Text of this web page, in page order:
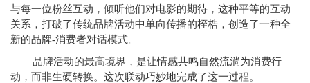
与每一位粉丝互动，倾听他们对电影的期待，这种平等的互动
关系，打破了传统品牌活动中单向传播的桎梏，创造了一种全
新的品牌-消费者对话模式。
品牌活动的最高境界，是让情感共鸣自然流淌为消费行
动，而非生硬转换。这次联动巧妙地完成了这一过程。